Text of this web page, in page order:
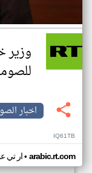
وزير
اخبار
IQ61TB
ار تي• arabic.rt.com